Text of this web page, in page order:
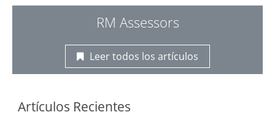
RM Assessors
Leer todos los artículos
Artículos Recientes